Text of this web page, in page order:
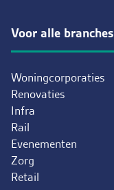
Voor alle branches
Woningcorporaties
Renovaties
Infra
Rail
Evenementen
Zorg
Retail